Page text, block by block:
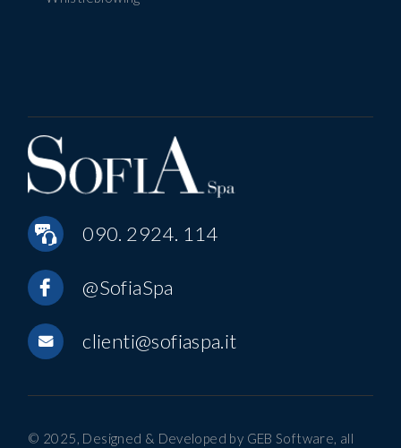
090. 2924. 114
@SofiaSpa
clienti@sofiaspa.it
© 2025, Designed & Developed by GEB Software, all